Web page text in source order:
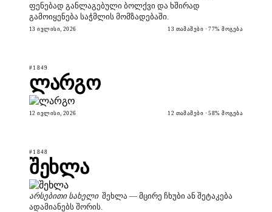
ფენებად განლაგებული ბოლქვი და ხშირად
გამოიყენება საჭმლის მომზადებაში.
13 ᲘᲕᲚᲘᲡᲘ, 2026 13 ᲗᲐᲛᲐᲨᲔᲑᲘ · 77% ᲛᲝᲒᲔᲑᲐ
#1849
ლარგო
12 ᲘᲕᲚᲘᲡᲘ, 2026 12 ᲗᲐᲛᲐᲨᲔᲑᲘ · 58% ᲛᲝᲒᲔᲑᲐ
#1848
შეხლა
არსებითი სახელი შეხლა — მცირე ჩხუბი ან შეტაკება
ადამიანებს შორის.